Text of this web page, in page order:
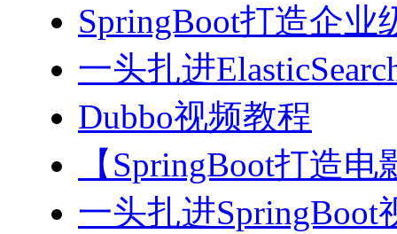
SpringBoot打造企业
一头扎进
Dubbo视频教程
【SpringBoot打造
一头扎进SpringBoot